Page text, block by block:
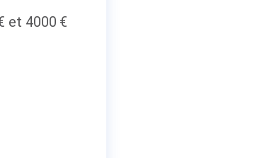
et 4000 €